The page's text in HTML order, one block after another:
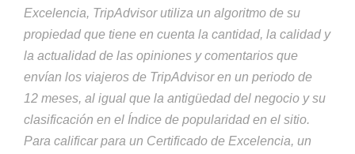
Excelencia, TripAdvisor utiliza un algoritmo de su
propiedad que tiene en cuenta la cantidad, la calidad y
la actualidad de las opiniones y comentarios que
envían los viajeros de TripAdvisor en un periodo de
12 meses, al igual que la antigüedad del negocio y su
clasificación en el Índice de popularidad en el sitio.
Para calificar para un Certificado de Excelencia, un